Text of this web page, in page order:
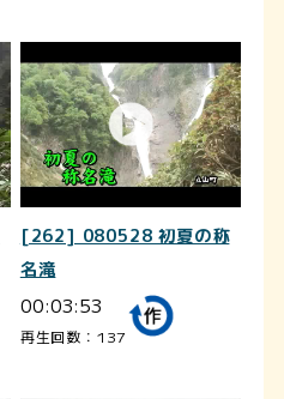
[262] 080528 初夏の称
名滝
00:03:53
再生回数：137